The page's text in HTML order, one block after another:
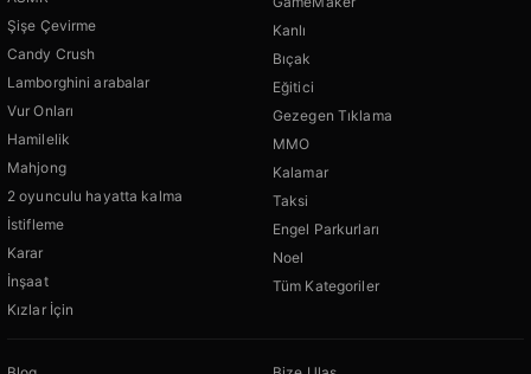
Şişe Çevirme
Candy Crush
Lamborghini arabalar
Vur Onları
Hamilelik
Mahjong
2 oyunculu hayatta kalma
İstifleme
Karar
İnşaat
Kızlar İçin
Kanlı
Bıçak
Eğitici
Gezegen Tıklama
MMO
Kalamar
Taksi
Engel Parkurları
Noel
Tüm Kategoriler